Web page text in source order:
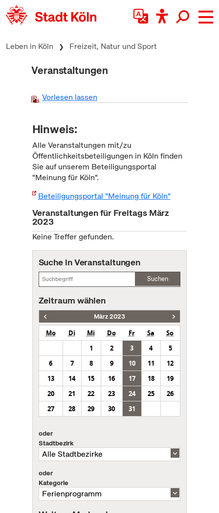
zum Inhalt springen
Leben in Köln Freizeit, Natur und Sport
Veranstaltungen
Vorlesen lassen
Hinweis:
Alle Veranstaltungen mit/zu
Öffentlichkeitsbeteiligungen in Köln finden
Sie auf unserem Beteiligungsportal
"Meinung für Köln".
Beteiligungsportal "Meinung für Köln"
Veranstaltungen für Freitags März
2023
Keine Treffer gefunden.
Suche in Veranstaltungen
Suchen
Zeitraum wählen
März 2023
Mo Di Mi Do Fr Sa
So
1
2 3 4
5
6
7 8 9 10 11
12
13
14 15 16 17 18
19
20
21 22 23 24 25
26
27
28 29 30 31
oder
Stadtbezirk
oder
Kategorie